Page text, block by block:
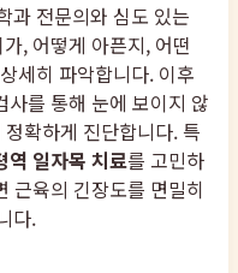
과 전문의와 심도 있는
, 어떻게 아픈지, 어떤
세히 파악합니다. 이후
를 통해 눈에 보이지 않
확하게 진단합니다. 특
역 일자목 치료를 고민하
근육의 긴장도를 면밀히
다.